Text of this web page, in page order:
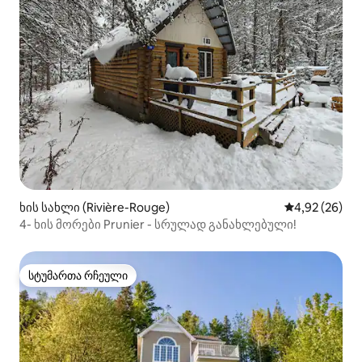
ხის სახლი (Rivière-Rouge) საშუალო
4,92 (26)
4- ხის მორები Prunier - სრულად განახლებული!
სტუმართა რჩეული
სტუმართა რჩეული